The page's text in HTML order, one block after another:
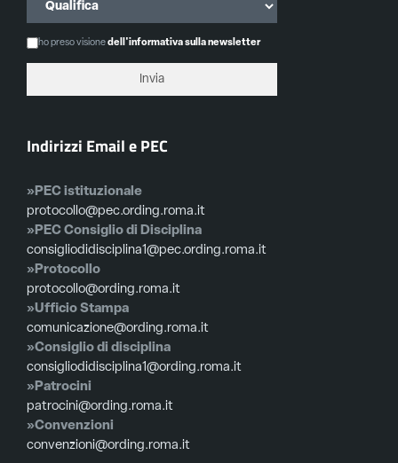
ho preso visionedell'informativa sulla newsletter
Indirizzi Email e PEC
»PEC istituzionale
protocollo@pec.ording.roma.it
»PEC Consiglio di Disciplina
consigliodidisciplina1@pec.ording.roma.it
»Protocollo
protocollo@ording.roma.it
»Ufficio Stampa
comunicazione@ording.roma.it
»Consiglio di disciplina
consigliodidisciplina1@ording.roma.it
»Patrocini
patrocini@ording.roma.it
»Convenzioni
convenzioni@ording.roma.it